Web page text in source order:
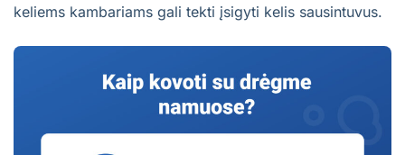
keliems kambariams gali tekti įsigyti kelis sausintuvus.